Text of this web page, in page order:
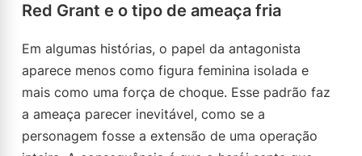
Red Grant e o tipo de ameaça fria
Em algumas histórias, o papel da antagonista
aparece menos como figura feminina isolada e
mais como uma força de choque. Esse padrão faz
a ameaça parecer inevitável, como se a
personagem fosse a extensão de uma operação